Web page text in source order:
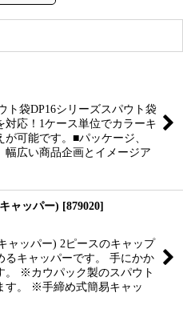
ト袋DP16シリーズスパウト袋
対応！1ケース単位でカラーキ
可能です。■パッケージ、
幅広い商品企画とイメージア
ャッパー) [879020]
ャッパー) 2ピースのキャップ
るキャッパーです。 手にかか
。 ※カウパック製のスパウト
す。 ※手締め式簡易キャッ